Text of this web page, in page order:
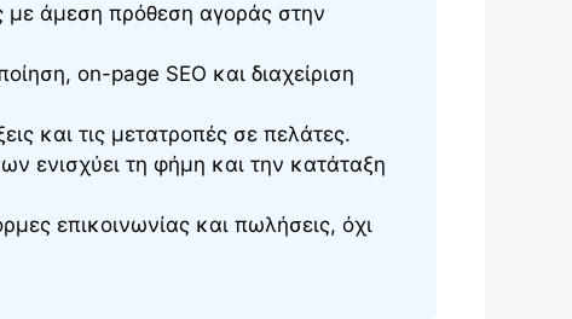
με άμεση πρόθεση αγοράς στην
on-page SEO και διαχείριση
και τις μετατροπές σε πελάτες.
ενισχύει τη φήμη και την κατάταξη
επικοινωνίας και πωλήσεις, όχι